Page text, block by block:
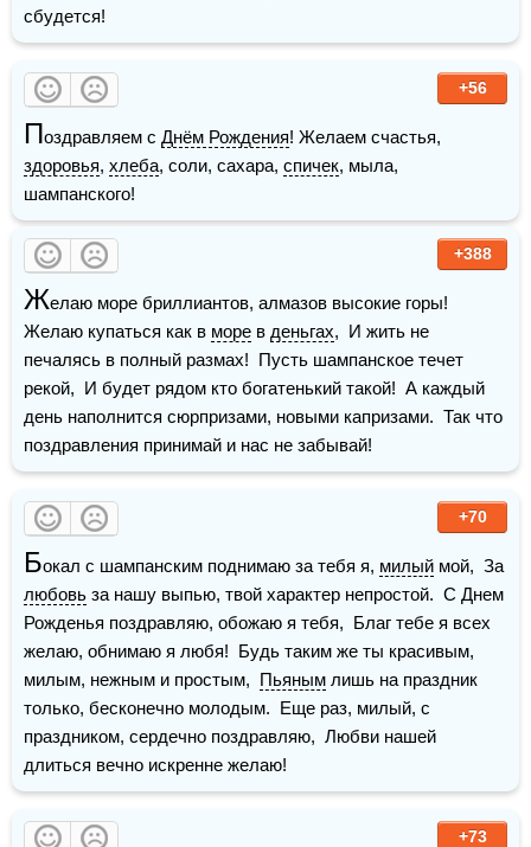
сбудется!
+56
Поздравляем с Днём Рождения
здоровья, хлеба, соли, сахара, спичек, мыла,
шампанского!
+388
Желаю море бриллиантов, алмазов высокие горы!
Желаю купаться как в море в деньгах,  И жить не
печалясь в полный размах!  Пусть шампанское течет
рекой,  И будет рядом кто богатенький такой!  А каждый
день наполнится сюрпризами, новыми капризами.  Так что
поздравления принимай и нас не забывай!
+70
Бокал с шампанским поднимаю за тебя я, милый
любовь за нашу выпью, твой характер непростой.  С Днем
Рожденья поздравляю, обожаю я тебя,  Благ тебе я всех
желаю, обнимаю я любя!  Будь таким же ты красивым,
милым, нежным и простым, Пьяным лишь на праздник
только, бесконечно молодым.  Еще раз, милый, с
праздником, сердечно поздравляю,  Любви нашей
длиться вечно искренне желаю!
+73